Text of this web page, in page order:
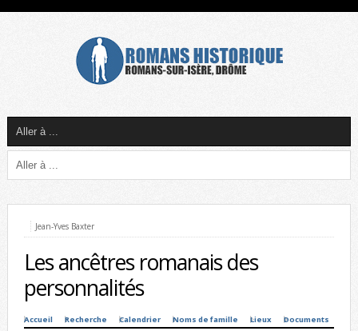
Jean-Yves Baxter
Les ancêtres romanais des
personnalités
Accueil Recherche Calendrier Noms de famille Lieux Documents